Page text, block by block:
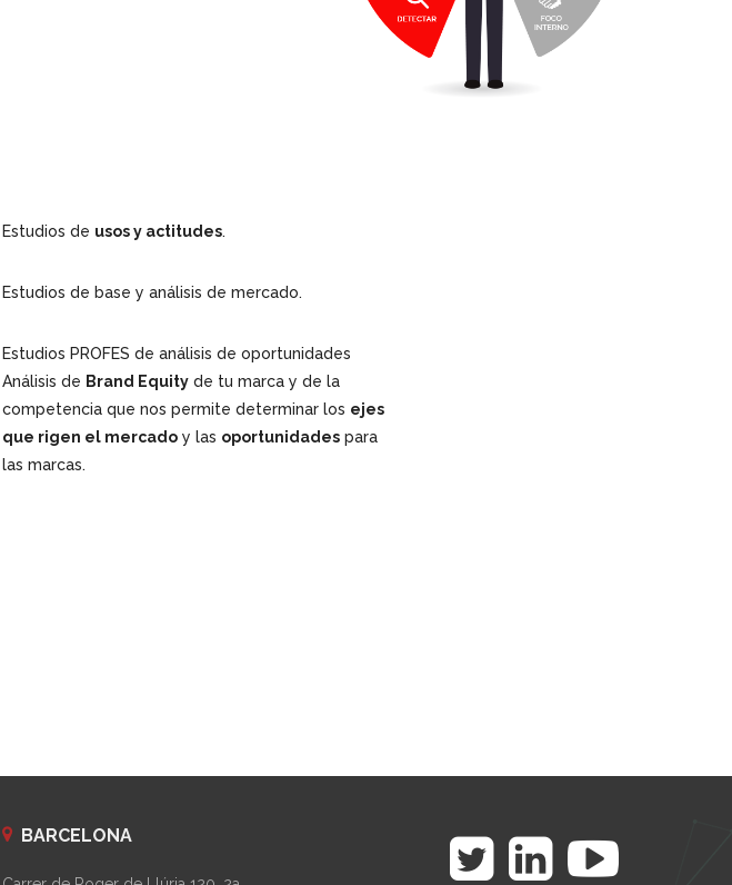
Estudios de usos y actitudes.
Estudios de base y análisis de mercado.
Estudios PROFES de análisis de oportunidades
Análisis de Brand Equity de tu marca y de la
competencia que nos permite determinar los ejes
que rigen el mercado y las oportunidades para
las marcas.
BARCELONA